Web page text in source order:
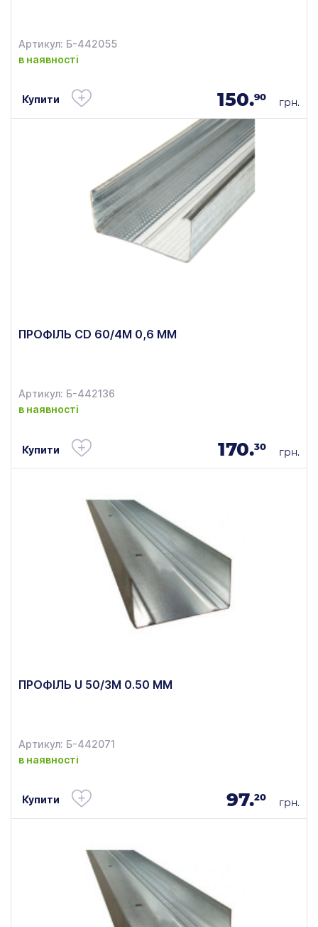
Артикул: Б-442055
в наявності
Купити 150.90 грн.
ПРОФІЛЬ CD 60/4М 0,6 ММ
Артикул: Б-442136
в наявності
Купити 170.30 грн.
ПРОФІЛЬ U 50/3М 0.50 ММ
Артикул: Б-442071
в наявності
Купити 97.20 грн.